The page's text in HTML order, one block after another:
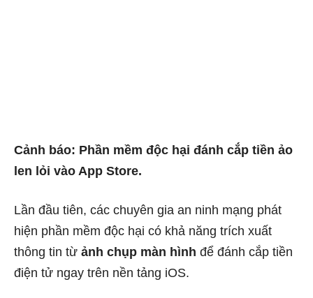
Cảnh báo: Phần mềm độc hại đánh cắp tiền ảo
len lỏi vào App Store.
Lần đầu tiên, các chuyên gia an ninh mạng phát
hiện phần mềm độc hại có khả năng trích xuất
thông tin từ ảnh chụp màn hình để đánh cắp tiền
điện tử ngay trên nền tảng iOS.